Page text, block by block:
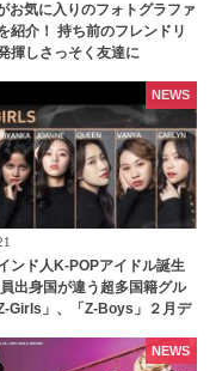
お気に入りのフォトグラファ
紹介！ 持ち前のフレンドリ
揮しさっそく友達に
ンド人K-POPアイドル誕生
出身国が違う超多国籍グル
Girls」、「Z-Boys」２月デ
NEWS
NEWS